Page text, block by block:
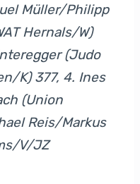
Müller/Philipp
Hernals/W)
(Judo
K) 377, 4. Ines
(Union
Reis/Markus
V/JZ